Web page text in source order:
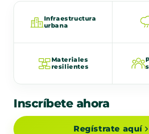
Infraestructura
urbana
Materiales
resilientes
Inscríbete ahora
Regístrate aquí